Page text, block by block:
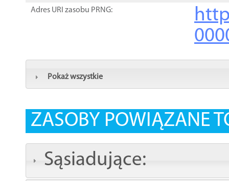
Adres URI zasobu PRNG:
Pokaż wszystkie
ZASOBY POWIĄZANE
Sąsiadujące: